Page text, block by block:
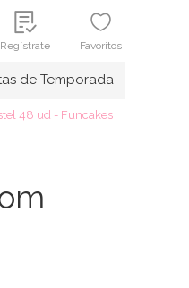
Regístrate Favoritos
de Temporada
48 ud - Funcakes